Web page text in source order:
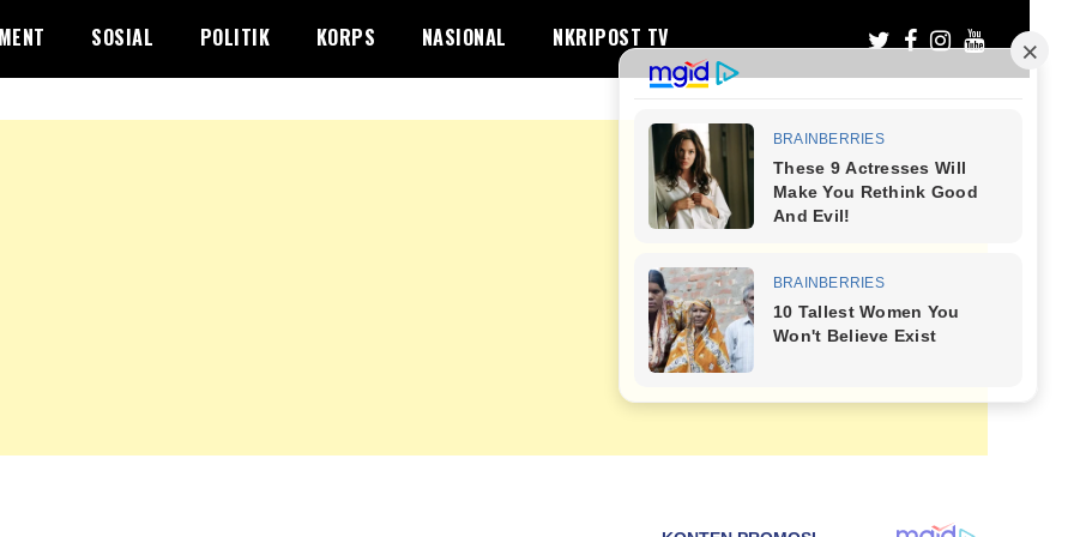
SOSIAL POLITIK KORPS NASIONAL NKRIPOST TV